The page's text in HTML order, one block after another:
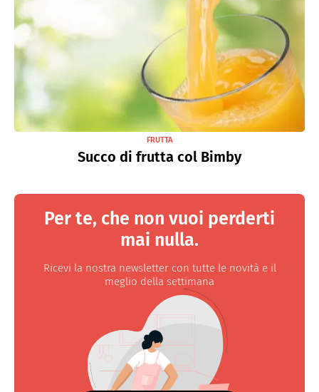
FRUTTA
Succo di frutta col Bimby
Per te, che non vuoi perderti
mai nulla.
Ricevi la nostra newsletter con tutte le novità e il
meglio della settimana